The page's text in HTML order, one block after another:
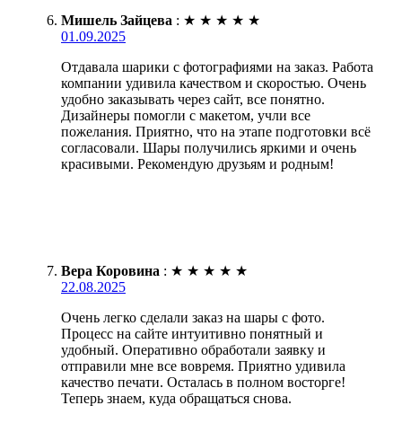
Мишель Зайцева : ★ ★ ★ ★ ★
01.09.2025
Отдавала шарики с фотографиями на заказ. Работа
компании удивила качеством и скоростью. Очень
удобно заказывать через сайт, все понятно.
Дизайнеры помогли с макетом, учли все
пожелания. Приятно, что на этапе подготовки всё
согласовали. Шары получились яркими и очень
красивыми. Рекомендую друзьям и родным!
Вера Коровина : ★ ★ ★ ★ ★
22.08.2025
Очень легко сделали заказ на шары с фото.
Процесс на сайте интуитивно понятный и
удобный. Оперативно обработали заявку и
отправили мне все вовремя. Приятно удивила
качество печати. Осталась в полном восторге!
Теперь знаем, куда обращаться снова.